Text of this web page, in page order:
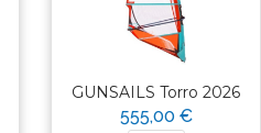
GUNSAILS Torro 2026
555,00 €